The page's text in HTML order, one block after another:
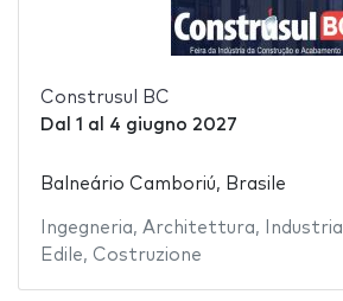
Construsul BC
Dal 1 al 4 giugno 2027
Balneário Camboriú, Brasile
Ingegneria, Architettura, Industria
Edile, Costruzione